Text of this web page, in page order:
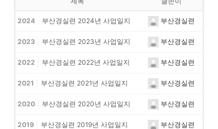
2024 부산경실련 2024년 사업일지 부산경실련
2023 부산경실련 2023년 사업일지 부산경실련
2022 부산경실련 2022년 사업일지 부산경실련
2021 부산경실련 2021년 사업일지 부산경실련
2020 부산경실련 2020년 사업일지 부산경실련
2019 부산경실련 2019년 사업일지 부산경실련